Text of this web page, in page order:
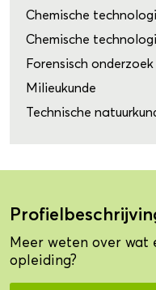
Chemische
Chemische
Forensisch onderzoek
Milieukunde
Technische
Meer weten over wat
opleiding?